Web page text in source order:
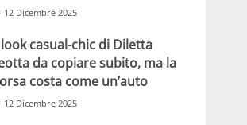
12 Dicembre 2025
casual-chic di Diletta
da copiare subito, ma la
costa come un’auto
12 Dicembre 2025